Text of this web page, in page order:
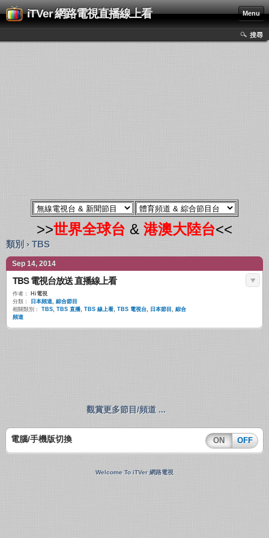
iTVer 網路電視直播線上看 Menu
搜尋
>>世界全球台 &港澳大陸台<<
類別 › TBS
Sep 14, 2014
TBS 電視台放送 直播線上看
作者：
Hi電視
分類：
日本頻道, 綜合節目
相關類別：
TBS, TBS 直播, TBS 線上看, TBS 電視台, 日本節目 , 綜合
頻道
觀賞更多節目/頻道 ...
電腦/手機版切換 ON OFF
Welcome To iTVer 網路電視